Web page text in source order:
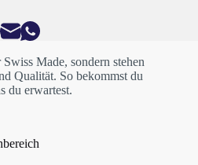
Made, sondern stehen
Qualität. So bekommst du
du erwartest.